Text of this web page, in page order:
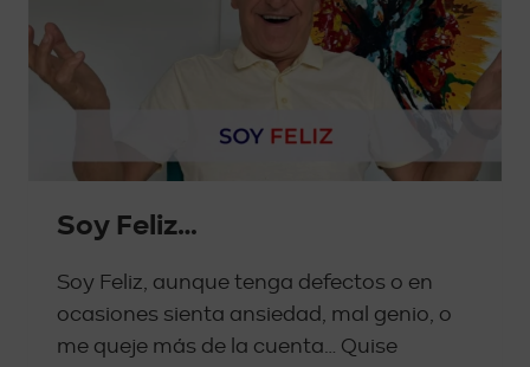
Soy Feliz…
Soy Feliz, aunque tenga defectos o en
ocasiones sienta ansiedad, mal genio, o
me queje más de la cuenta… Quise